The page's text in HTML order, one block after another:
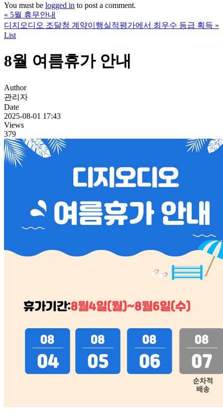
You must be logged in to post a comment.
« 5월 휴무안내
디지오디오 조달청 계약이행실적평가에서 최우수 등급 획득 »
List
8월 여름휴가 안내
Author
관리자
Date
2025-08-01 17:43
Views
379